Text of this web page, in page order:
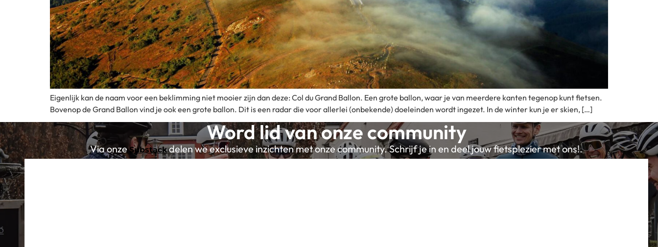
Eigenlijk kan de naam voor een beklimming niet mooier zijn dan deze: Col du Grand Ballon. Een grote ballon, waar je van meerdere kanten tegenop kunt fietsen.
Bovenop de Grand Ballon vind je ook een grote ballon. Dit is een radar die voor allerlei (onbekende) doeleinden wordt ingezet. In de winter kun je er skien, […]
Word lid van onze community
Via onzeSubstackdelen we exclusieve inzichten met onze community. Schrijf je in en deel jouw fietsplezier met ons!.